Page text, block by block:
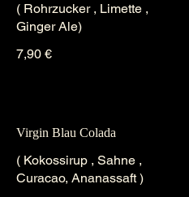
( Rohrzucker , Limette ,
Ginger Ale)
7,90 €
Virgin Blau Colada
( Kokossirup , Sahne ,
Curacao, Ananassaft )